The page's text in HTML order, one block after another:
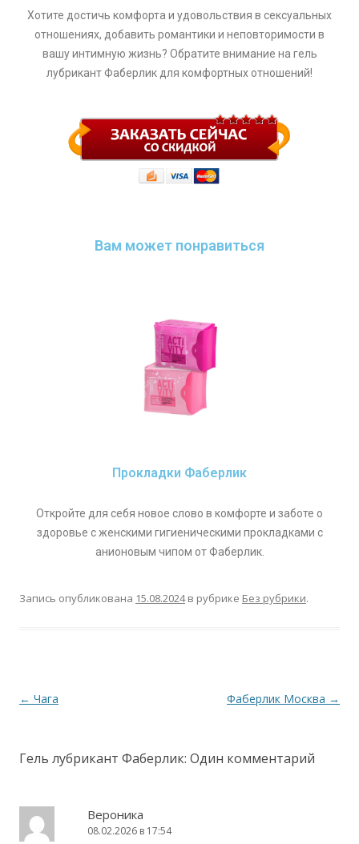
Хотите достичь комфорта и удовольствия в сексуальных
отношениях, добавить романтики и неповторимости в
вашу интимную жизнь? Обратите внимание на гель
лубрикант Фаберлик для комфортных отношений!
Вам может понравиться
Прокладки Фаберлик
Откройте для себя новое слово в комфорте и заботе о
здоровье с женскими гигиеническими прокладками с
анионовым чипом от Фаберлик.
Запись опубликована 15.08.2024в рубрике Без рубрики.
Навигация по записям
← Чага Фаберлик Москва →
Гель лубрикант Фаберлик: Один комментарий
Вероника
08.02.2026 в 17:54